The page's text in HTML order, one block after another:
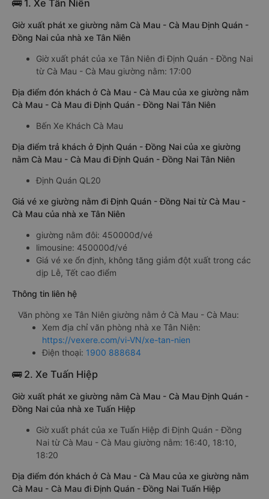
🚌 1. Xe Tân Niên
Giờ xuất phát xe giường nằm Cà Mau - Cà Mau Định Quán -
Đồng Nai của nhà xe Tân Niên
Giờ xuất phát của xe Tân Niên đi Định Quán - Đồng Nai
từ Cà Mau - Cà Mau giường nằm: 17:00
Địa điểm đón khách ở Cà Mau - Cà Mau của xe giường nằm
Cà Mau - Cà Mau đi Định Quán - Đồng Nai Tân Niên
Bến Xe Khách Cà Mau
Địa điểm trả khách ở Định Quán - Đồng Nai của xe giường
nằm Cà Mau - Cà Mau đi Định Quán - Đồng Nai Tân Niên
Định Quán QL20
Giá vé xe giường nằm đi Định Quán - Đồng Nai từ Cà Mau -
Cà Mau của nhà xe Tân Niên
giường nằm đôi: 450000đ/vé
limousine: 450000đ/vé
Giá vé xe ổn định, không tăng giảm đột xuất trong các
dịp Lễ, Tết cao điểm
Thông tin liên hệ
Văn phòng xe Tân Niên giường nằm ở Cà Mau - Cà Mau:
Xem địa chỉ văn phòng nhà xe Tân Niên:
https://vexere.com/vi-VN/xe-tan-nien
Điện thoại: 1900 888684
🚌 2. Xe Tuấn Hiệp
Giờ xuất phát xe giường nằm Cà Mau - Cà Mau Định Quán -
Đồng Nai của nhà xe Tuấn Hiệp
Giờ xuất phát của xe Tuấn Hiệp đi Định Quán - Đồng
Nai từ Cà Mau - Cà Mau giường nằm: 16:40, 18:10,
18:20
Địa điểm đón khách ở Cà Mau - Cà Mau của xe giường nằm
Cà Mau - Cà Mau đi Định Quán - Đồng Nai Tuấn Hiệp